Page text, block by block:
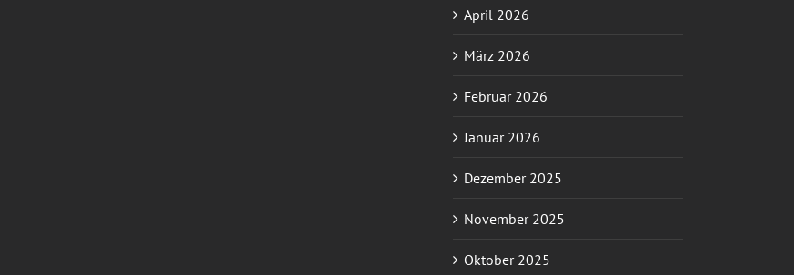
April 2026
März 2026
Februar 2026
Januar 2026
Dezember 2025
November 2025
Oktober 2025